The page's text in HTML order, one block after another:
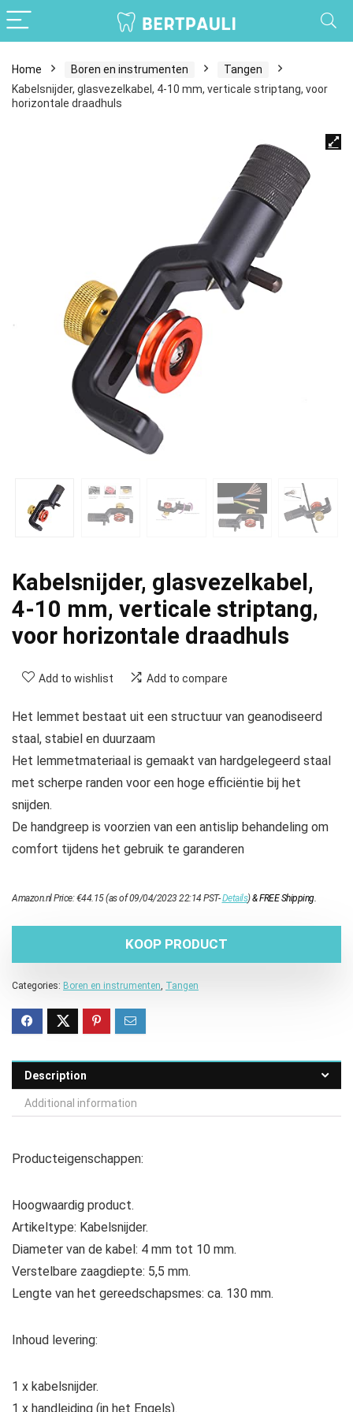
Home Boren en instrumenten
Tangen
Kabelsnijder, glasvezelkabel, 4-10 mm, verticale striptang, voor
horizontale draadhuls
Kabelsnijder, glasvezelkabel,
4-10 mm, verticale striptang,
voor horizontale draadhuls
Add to wishlist Add to compare
Het lemmet bestaat uit een structuur van geanodiseerd
staal, stabiel en duurzaam
Het lemmetmateriaal is gemaakt van hardgelegeerd staal
met scherpe randen voor een hoge efficiëntie bij het
snijden.
De handgreep is voorzien van een antislip behandeling om
comfort tijdens het gebruik te garanderen
Amazon.nl Price:€44.15(as of 09/04/2023 22:14 PST-Details)&FREE Shipping.
KOOP PRODUCT
Categories: Boren en instrumenten Tangen
Description
Additional information
Producteigenschappen:
Hoogwaardig product.
Artikeltype: Kabelsnijder.
Diameter van de kabel: 4 mm tot 10 mm.
Verstelbare zaagdiepte: 5,5 mm.
Lengte van het gereedschapsmes: ca. 130 mm.
Inhoud levering:
1 x kabelsnijder.
1 x handleiding (in het Engels).